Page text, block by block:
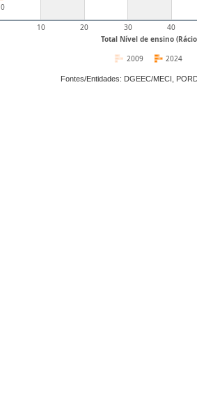
Total Nível de ensino
10 20 30 40
0
2024
2009
Fontes/Entidades: DGEEC/MECI,